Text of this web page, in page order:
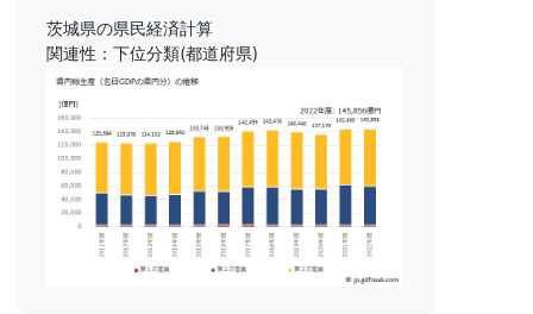
茨城県の県民経済計算
関連性：下位分類(都道府県)